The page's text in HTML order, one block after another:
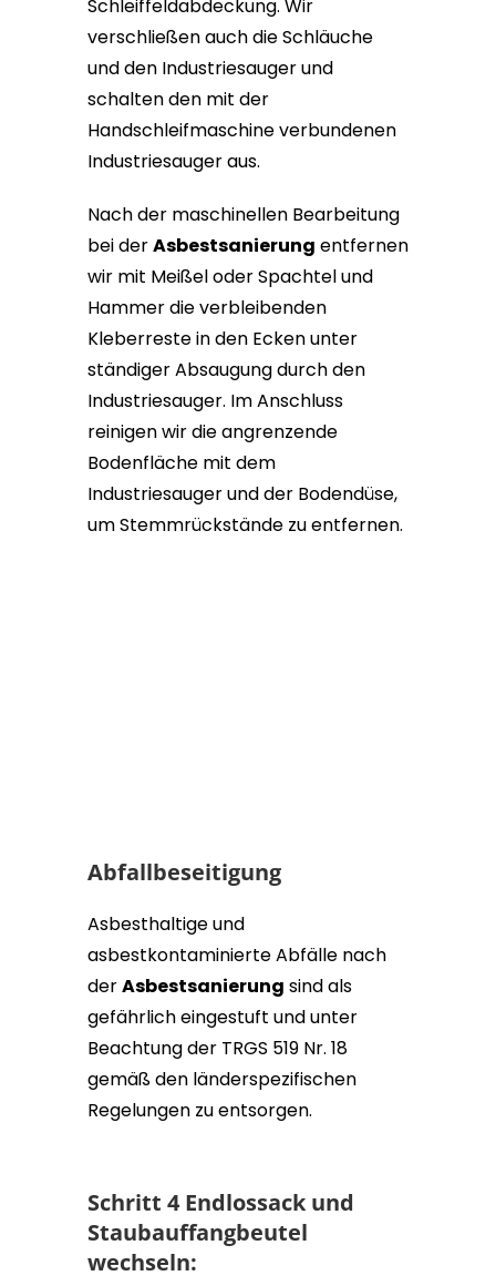
Schleiffeldabdeckung. Wir
verschließen auch die Schläuche
und den Industriesauger und
schalten den mit der
Handschleifmaschine verbundenen
Industriesauger aus.
Nach der maschinellen Bearbeitung
bei derAsbestsanierung entfernen
wir mit Meißel oder Spachtel und
Hammer die verbleibenden
Kleberreste in den Ecken unter
ständiger Absaugung durch den
Industriesauger. Im Anschluss
reinigen wir die angrenzende
Bodenfläche mit dem
Industriesauger und der Bodendüse,
um Stemmrückstände zu entfernen.
Abfallbeseitigung
Asbesthaltige und
asbestkontaminierte Abfälle nach
derAsbestsanierung sind als
gefährlich eingestuft und unter
Beachtung der TRGS 519 Nr. 18
gemäß den länderspezifischen
Regelungen zu entsorgen.
Schritt 4 Endlossack und
Staubauffangbeutel
wechseln: